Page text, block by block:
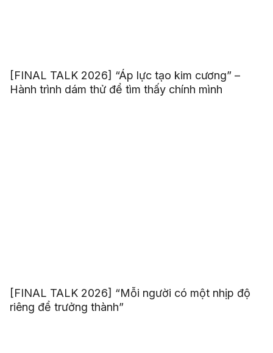
[FINAL TALK 2026] “Áp lực tạo kim cương” –
Hành trình dám thử để tìm thấy chính mình
[FINAL TALK 2026] “Mỗi người có một nhịp độ
riêng để trưởng thành”